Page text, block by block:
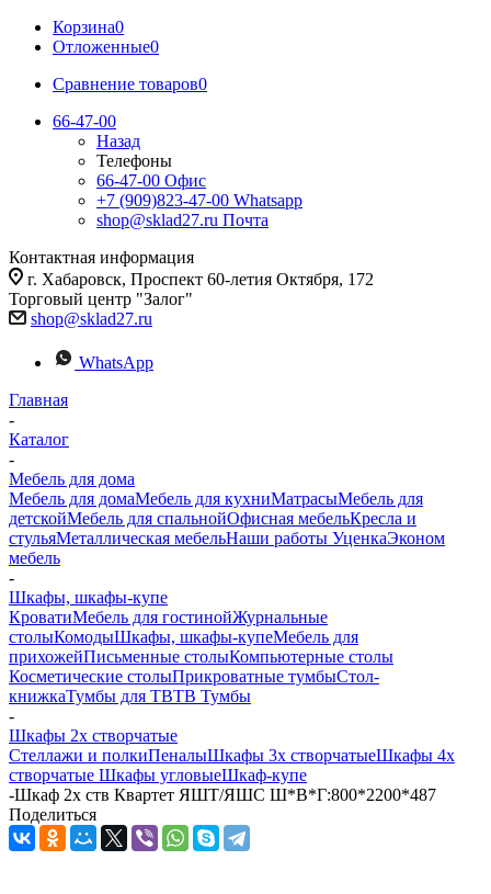
Корзина0
Отложенные0
Сравнение товаров0
66-47-00
Назад
Телефоны
66-47-00 Офис
+7 (909)823-47-00 Whatsapp
shop@sklad27.ru Почта
Контактная информация
г. Хабаровск, Проспект 60-летия Октября, 172
Торговый центр "Залог"
shop@sklad27.ru
WhatsApp
Главная
-
Каталог
-
Мебель для дома
Мебель для домаМебель для кухниМатраcыМебель для
детскойМебель для спальнойОфисная мебельКресла и
стульяМеталлическая мебельНаши работы УценкаЭконом
мебель
-
Шкафы, шкафы-купе
КроватиМебель для гостинойЖурнальные
столыКомодыШкафы, шкафы-купеМебель для
прихожейПисьменные столыКомпьютерные столы
Косметические столыПрикроватные тумбыСтол-
книжкаТумбы для ТВТВ Тумбы
-
Шкафы 2х створчатые
Стеллажи и полкиПеналыШкафы 3х створчатыеШкафы 4х
створчатые Шкафы угловыеШкаф-купе
-Шкаф 2х ств Квартет ЯШТ/ЯШС Ш*В*Г:800*2200*487
Поделиться